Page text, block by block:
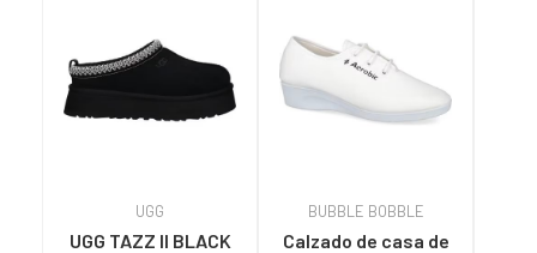
UGG
UGG TAZZ II BLACK
BUBBLE BOBBLE
Calzado de casa de